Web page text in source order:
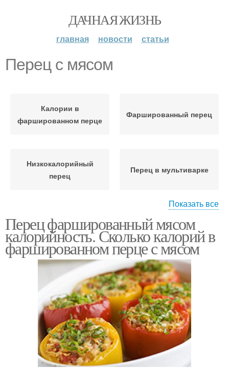
ДАЧНАЯ ЖИЗНЬ
главная новости статьи
Перец с мясом
Калории в
фаршированном перце
Фаршированный перец
Низкокалорийный
перец
Перец в мультиварке
Фаршированные перцы
Показать все
Перец фаршированный мясом
калорийность. Сколько калорий в
фаршированном перце с мясом